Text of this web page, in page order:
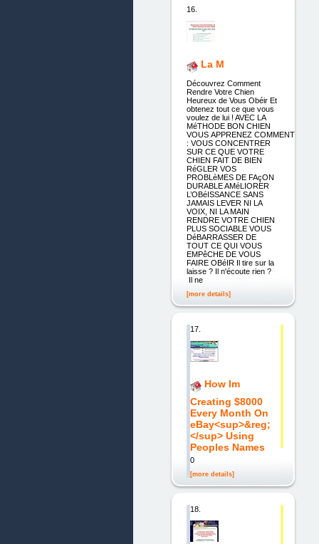
16.
La M
Découvrez Comment
Rendre Votre Chien
Heureux de Vous Obéir Et
obtenez tout ce que vous
voulez de lui ! AVEC LA
MéTHODE BON CHIEN
VOUS APPRENEZ COMMENT
: VOUS CONCENTRER
SUR CE QUE VOTRE
CHIEN FAIT DE BIEN
RéGLER VOS
PROBLèMES DE FAçON
DURABLE AMéLIORER
L’OBéISSANCE SANS
JAMAIS LEVER NI LA
VOIX, NI LA MAIN
RENDRE VOTRE CHIEN
PLUS SOCIABLE VOUS
DéBARRASSER DE
TOUT CE QUI VOUS
EMPêCHE DE VOUS
FAIRE OBéIR Il tire sur la
laisse ? Il n'écoute rien ?
Il ne
[more details]
17.
How Im
Creating $8000
Every Month On
eBay<sup>&reg;
</sup> Using
Peoples Names
0
[more details]
18.